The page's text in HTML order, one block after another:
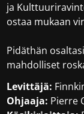
ja
ostaa mukaan
Pidäthän
mahdolliset
Levittäjä:
Ohjaaja: Pierre